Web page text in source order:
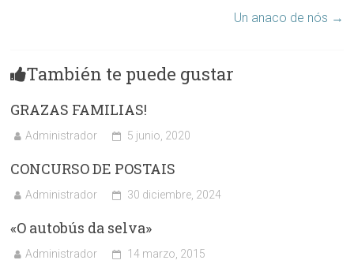
Un anaco de nós →
También te puede gustar
GRAZAS FAMILIAS!
Administrador 5 junio, 2020
CONCURSO DE POSTAIS
Administrador 30 diciembre, 2024
«O autobús da selva»
Administrador 14 marzo, 2015